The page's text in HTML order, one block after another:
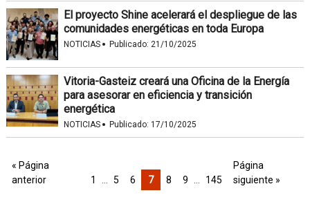
El proyecto Shine acelerará el despliegue de las
comunidades energéticas en toda Europa
NOTICIAS · Publicado: 21/10/2025
Vitoria-Gasteiz creará una Oficina de la Energía
para asesorar en eficiencia y transición
energética
NOTICIAS · Publicado: 17/10/2025
« Página
anterior
1 5 6 7 8 9 145
Página
siguiente »